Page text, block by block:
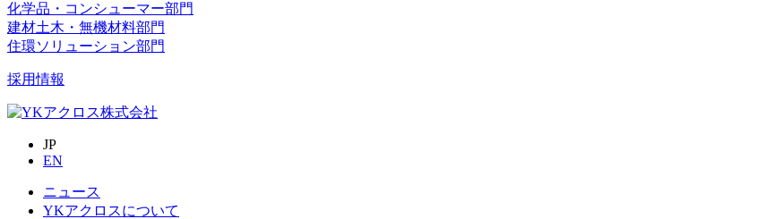
化学品・コンシューマー部門
建材土木・無機材料部門
住環ソリューション部門
採用情報
JP
EN
ニュース
YKアクロスについて